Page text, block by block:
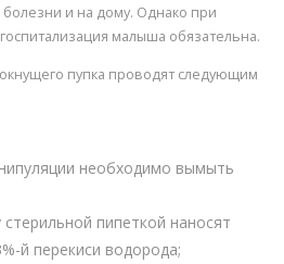
и на дому. Однако при
малыша обязательна.
пупка проводят следующим
необходимо вымыть
пипеткой наносят
й перекиси водорода;